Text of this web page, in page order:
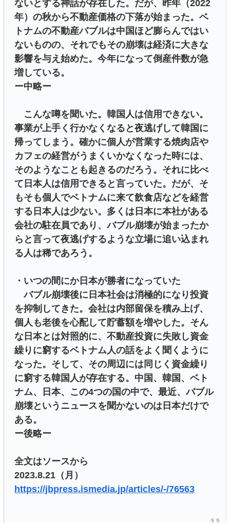
ないとする神話が存在した。だが、昨年（2022
年）の秋から不動産価格の下落が始まった。ベ
トナムの不動産バブルは中国ほど膨らんではい
ないものの、それでもその崩壊は経済に大きな
影響を与え始めた。今年になって倒産件数が急
増している。
ー中略ー
こんな噂を聞いた。韓国人は信用できない。
事業が上手く行かなくなると夜逃げして韓国に
帰ってしまう。確かに個人が営業する焼肉店や
カフェの経営がうまくいかなくなった時には、
そのようなことも起きるのだろう。それに比べ
て日本人は信用できると言っていた。だが、そ
もそも個人でベトナムに来て飲食店などを経営
する日本人は少ない。多くは日本に本社がある
会社の駐在員であり、バブル崩壊が始まったか
らと言って夜逃げするような立場に追い込まれ
る人は稀であろう。
・いつの間にか日本が勝者になっていた
バブル崩壊後に日本社会は消極的になり投資
を抑制してきた。会社は内部留保を積み上げ、
個人も老後を心配して貯蓄額を増やした。そん
な日本とは対照的に、不動産投資に失敗し資金
繰りに窮するベトナム人の話をよく聞くように
なった。そして、その周辺には同じく資金繰り
に窮する韓国人が存在する。中国、韓国、ベト
ナム、日本、この4つの国の中で、最近、バブル
崩壊というニュースを聞かないのは日本だけで
ある。
ー後略ー
全文はソースから
2023.8.21（月）
https://jbpress.ismedia.jp/articles/-/76563